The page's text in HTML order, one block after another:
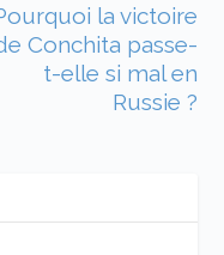
la victoire
Conchita passe-
t-elle si mal en
Russie ?